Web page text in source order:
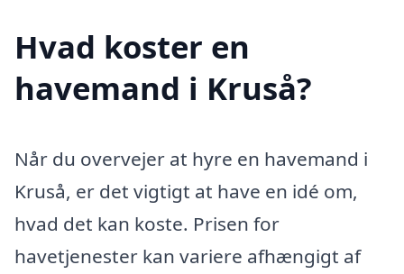
Hvad koster en
havemand i Kruså?
Når du overvejer at hyre en havemand i
Kruså, er det vigtigt at have en idé om,
hvad det kan koste. Prisen for
havetjenester kan variere afhængigt af